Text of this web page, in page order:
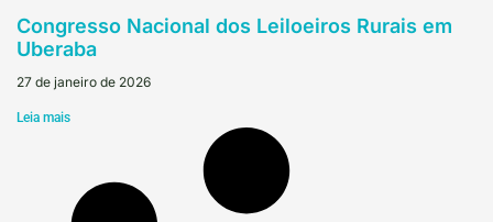
Congresso Nacional dos Leiloeiros Rurais em
Uberaba
27 de janeiro de 2026
Leia mais